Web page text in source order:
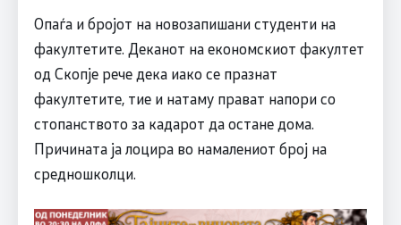
Опаѓа и бројот на новозапишани студенти на
факултетите. Деканот на економскиот факултет
од Скопје рече дека иако се празнат
факултетите, тие и натаму прават напори со
стопанството за кадарот да остане дома.
Причината ја лоцира во намалениот број на
средношколци.